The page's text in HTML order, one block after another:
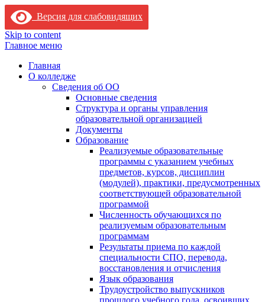
Версия для слабовидящих
Skip to content
Главное меню
Главная
О колледже
Сведения об ОО
Основные сведения
Структура и органы управления
образовательной организацией
Документы
Образование
Реализуемые образовательные
программы с указанием учебных
предметов, курсов, дисциплин
(модулей), практики, предусмотренных
соответствующей образовательной
программой
Численность обучающихся по
реализуемым образовательным
программам
Результаты приема по каждой
специальности СПО, перевода,
восстановления и отчисления
Язык образования
Трудоустройство выпускников
прошлого учебного года, освоивших